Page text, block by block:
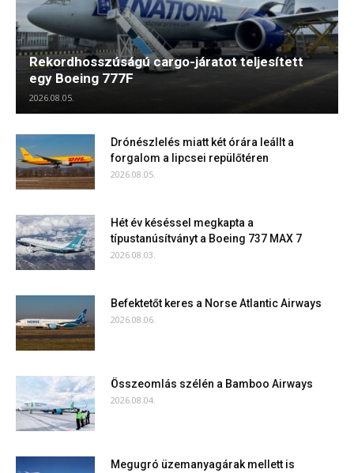
Rekordhosszúságú cargo-járatot teljesített
egy Boeing 777F
2026.08.05.
Drónészlelés miatt két órára leállt a
forgalom a lipcsei repülőtéren
2026.08.05.
Hét év késéssel megkapta a
típustanúsítványt a Boeing 737 MAX 7
2026.08.03.
Befektetőt keres a Norse Atlantic Airways
2026.08.06.
Összeomlás szélén a Bamboo Airways
2026.08.04.
Megugró üzemanyagárak mellett is